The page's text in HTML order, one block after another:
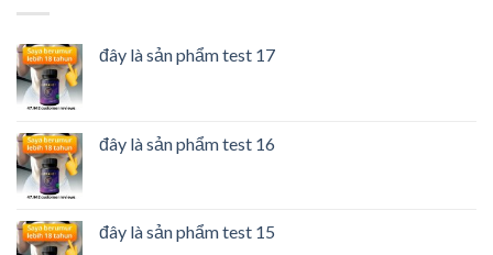
đây là sản phẩm test 17
đây là sản phẩm test 16
đây là sản phẩm test 15